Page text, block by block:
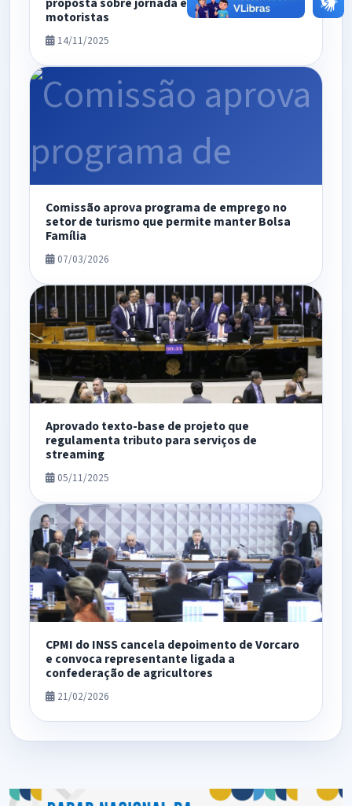
motoristas
14/11/2025
Comissão aprova programa de emprego no
setor de turismo que permite manter Bolsa
Família
07/03/2026
Aprovado texto-base de projeto que
regulamenta tributo para serviços de
streaming
05/11/2025
CPMI do INSS cancela depoimento de Vorcaro
e convoca representante ligada a
confederação de agricultores
21/02/2026